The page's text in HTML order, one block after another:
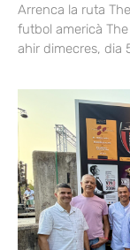
Arrenca la ruta
futbol americà
ahir dimecres, dia